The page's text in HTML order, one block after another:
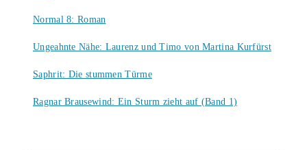
Normal 8: Roman
Ungeahnte Nähe: Laurenz und Timo von Martina Kurfürst
Saphrit: Die stummen Türme
Ragnar Brausewind: Ein Sturm zieht auf (Band 1)